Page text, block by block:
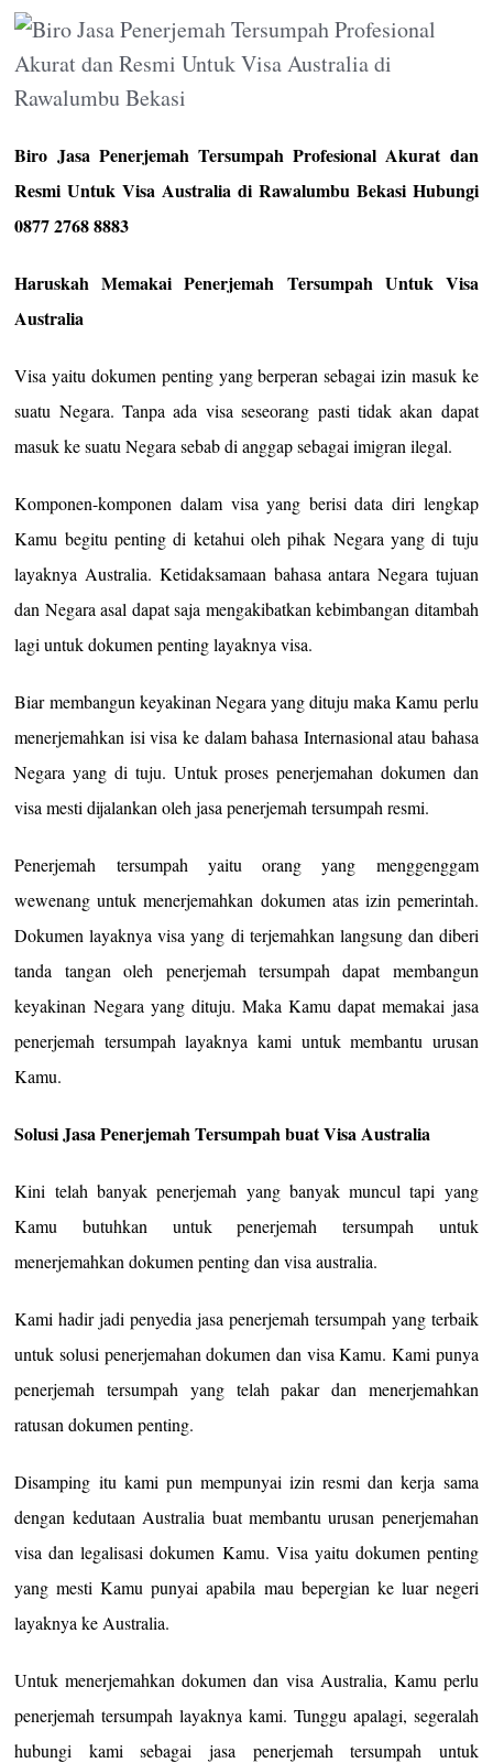
Biro Jasa Penerjemah Tersumpah Profesional Akurat dan
Resmi Untuk Visa Australia di Rawalumbu Bekasi Hubungi
0877 2768 8883
Haruskah Memakai Penerjemah Tersumpah Untuk Visa
Australia
Visa yaitu dokumen penting yang berperan sebagai izin masuk ke
suatu Negara. Tanpa ada visa seseorang pasti tidak akan dapat
masuk ke suatu Negara sebab di anggap sebagai imigran ilegal.
Komponen-komponen dalam visa yang berisi data diri lengkap
Kamu begitu penting di ketahui oleh pihak Negara yang di tuju
layaknya Australia. Ketidaksamaan bahasa antara Negara tujuan
dan Negara asal dapat saja mengakibatkan kebimbangan ditambah
lagi untuk dokumen penting layaknya visa.
Biar membangun keyakinan Negara yang dituju maka Kamu perlu
menerjemahkan isi visa ke dalam bahasa Internasional atau bahasa
Negara yang di tuju. Untuk proses penerjemahan dokumen dan
visa mesti dijalankan oleh jasa penerjemah tersumpah resmi.
Penerjemah tersumpah yaitu orang yang menggenggam
wewenang untuk menerjemahkan dokumen atas izin pemerintah.
Dokumen layaknya visa yang di terjemahkan langsung dan diberi
tanda tangan oleh penerjemah tersumpah dapat membangun
keyakinan Negara yang dituju. Maka Kamu dapat memakai jasa
penerjemah tersumpah layaknya kami untuk membantu urusan
Kamu.
Solusi Jasa Penerjemah Tersumpah buat Visa Australia
Kini telah banyak penerjemah yang banyak muncul tapi yang
Kamu butuhkan untuk penerjemah tersumpah untuk
menerjemahkan dokumen penting dan visa australia.
Kami hadir jadi penyedia jasa penerjemah tersumpah yang terbaik
untuk solusi penerjemahan dokumen dan visa Kamu. Kami punya
penerjemah tersumpah yang telah pakar dan menerjemahkan
ratusan dokumen penting.
Disamping itu kami pun mempunyai izin resmi dan kerja sama
dengan kedutaan Australia buat membantu urusan penerjemahan
visa dan legalisasi dokumen Kamu. Visa yaitu dokumen penting
yang mesti Kamu punyai apabila mau bepergian ke luar negeri
layaknya ke Australia.
Untuk menerjemahkan dokumen dan visa Australia, Kamu perlu
penerjemah tersumpah layaknya kami. Tunggu apalagi, segeralah
hubungi kami sebagai jasa penerjemah tersumpah untuk